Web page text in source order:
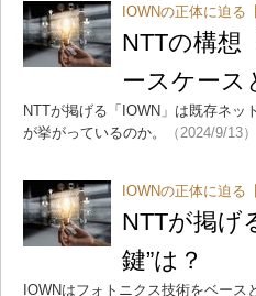
IOWNの正体に迫る
NTTの構想
ースケース
NTTが掲げる「IOWN」は既存ネッ
が挙がっているのか。
（2024/9/13）
IOWNの正体に迫る
NTTが掲げ
鍵”は？
IOWNはフォトニクス技術をベー